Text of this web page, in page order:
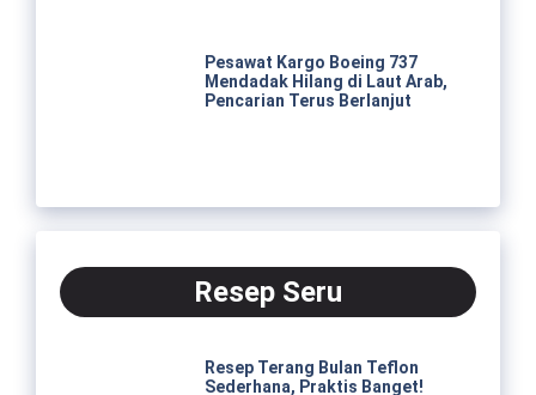
Pesawat Kargo Boeing 737
Mendadak Hilang di Laut Arab,
Pencarian Terus Berlanjut
Resep Seru
Resep Terang Bulan Teflon
Sederhana, Praktis Banget!